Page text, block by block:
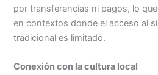
por transferencias ni pagos, lo
en contextos donde el acceso al
tradicional es limitado.
Conexión con la cultura local